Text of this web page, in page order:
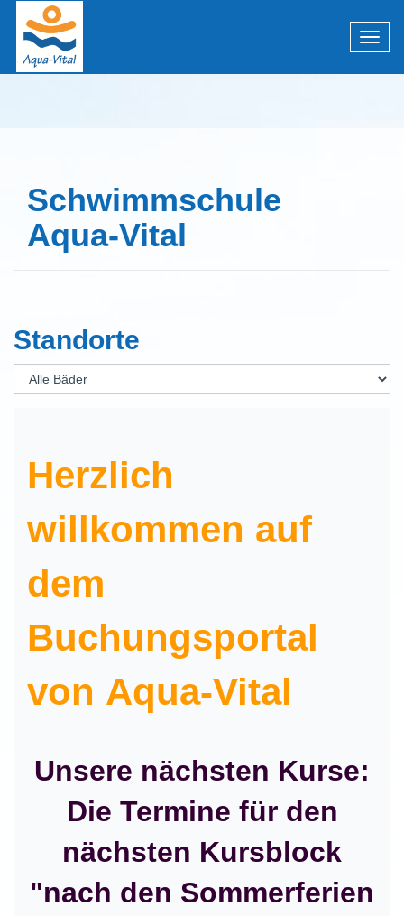
Menü
Schwimmschule
Aqua-Vital
Standorte
Herzlich
willkommen auf
dem
Buchungsportal
von Aqua-Vital
Unsere nächsten Kurse:
Die Termine für den
nächsten Kursblock
"nach den Sommerferien